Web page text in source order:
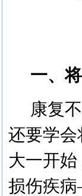
一、将
康复
还要学会
大一开始
损伤疾病